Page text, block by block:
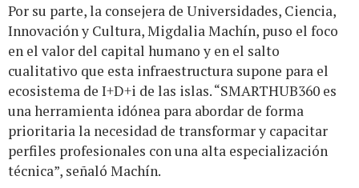
Por su parte, la consejera de Universidades, Ciencia,
Innovación y Cultura, Migdalia Machín, puso el foco
en el valor del capital humano y en el salto
cualitativo que esta infraestructura supone para el
ecosistema de I+D+i de las islas. “SMARTHUB360 es
una herramienta idónea para abordar de forma
prioritaria la necesidad de transformar y capacitar
perfiles profesionales con una alta especialización
técnica”, señaló Machín.